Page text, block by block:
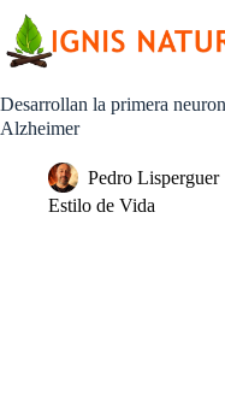
contenido
Desarrollan la primera
Alzheimer
Pedro Lisperguer
Estilo de Vida